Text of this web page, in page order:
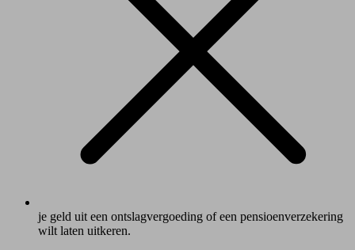
je geld uit een ontslagvergoeding of een pensioenverzekering
wilt laten uitkeren.